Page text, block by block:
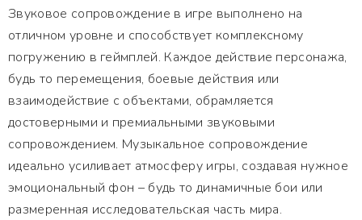
Звуковое сопровождение в игре выполнено на
отличном уровне и способствует комплексному
погружению в геймплей. Каждое действие персонажа,
будь то перемещения, боевые действия или
взаимодействие с объектами, обрамляется
достоверными и премиальными звуковыми
сопровождением. Музыкальное сопровождение
идеально усиливает атмосферу игры, создавая нужное
эмоциональный фон – будь то динамичные бои или
размеренная исследовательская часть мира.